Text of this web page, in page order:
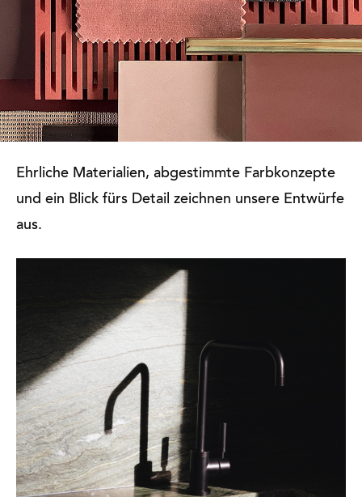
Ehrliche Materialien, abgestimmte Farbkonzepte
und ein Blick fürs Detail zeichnen unsere Entwürfe
aus.